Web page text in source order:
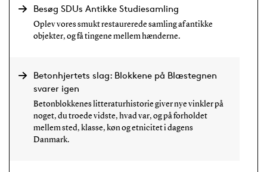
Besøg SDUs Antikke Studiesamling
Oplev vores smukt restaurerede samling af antikke
objekter, og få tingene mellem hænderne.
Betonhjertets slag: Blokkene på Blæstegnen
svarer igen
Betonblokkenes litteraturhistorie giver nye vinkler på
noget, du troede vidste, hvad var, og på forholdet
mellem sted, klasse, køn og etnicitet i dagens
Danmark.